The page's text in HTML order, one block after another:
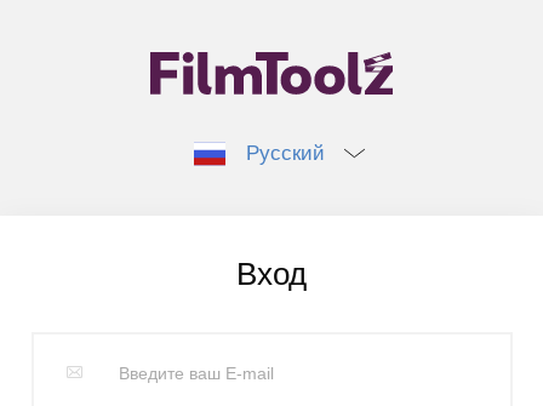
Русский
Вход